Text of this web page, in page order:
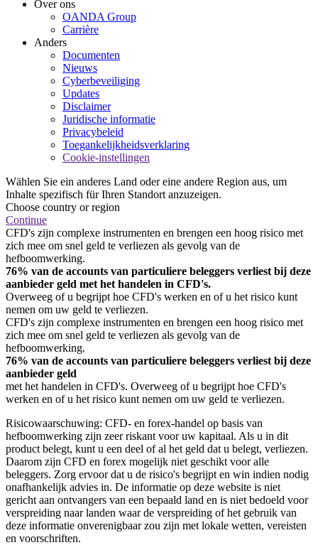
Over ons
OANDA Group
Carrière
Anders
Documenten
Nieuws
Cyberbeveiliging
Updates
Disclaimer
Juridische informatie
Privacybeleid
Toegankelijkheidsverklaring
Cookie-instellingen
Wählen Sie ein anderes Land oder eine andere Region aus, um
Inhalte spezifisch für Ihren Standort anzuzeigen.
Choose country or region
Continue
CFD's zijn complexe instrumenten en brengen een hoog risico met
zich mee om snel geld te verliezen als gevolg van de
hefboomwerking.
76% van de accounts van particuliere beleggers verliest bij deze
aanbieder geld met het handelen in CFD's.
Overweeg of u begrijpt hoe CFD's werken en of u het risico kunt
nemen om uw geld te verliezen.
CFD's zijn complexe instrumenten en brengen een hoog risico met
zich mee om snel geld te verliezen als gevolg van de
hefboomwerking.
76% van de accounts van particuliere beleggers verliest bij deze
aanbieder geld
met het handelen in CFD's. Overweeg of u begrijpt hoe CFD's
werken en of u het risico kunt nemen om uw geld te verliezen.
Risicowaarschuwing: CFD- en forex-handel op basis van
hefboomwerking zijn zeer riskant voor uw kapitaal. Als u in dit
product belegt, kunt u een deel of al het geld dat u belegt, verliezen.
Daarom zijn CFD en forex mogelijk niet geschikt voor alle
beleggers. Zorg ervoor dat u de risico's begrijpt en win indien nodig
onafhankelijk advies in. De informatie op deze website is niet
gericht aan ontvangers van een bepaald land en is niet bedoeld voor
verspreiding naar landen waar de verspreiding of het gebruik van
deze informatie onverenigbaar zou zijn met lokale wetten, vereisten
en voorschriften.